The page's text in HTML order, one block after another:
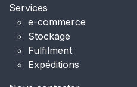
Services
e-commerce
Stockage
Fulfilment
Expéditions